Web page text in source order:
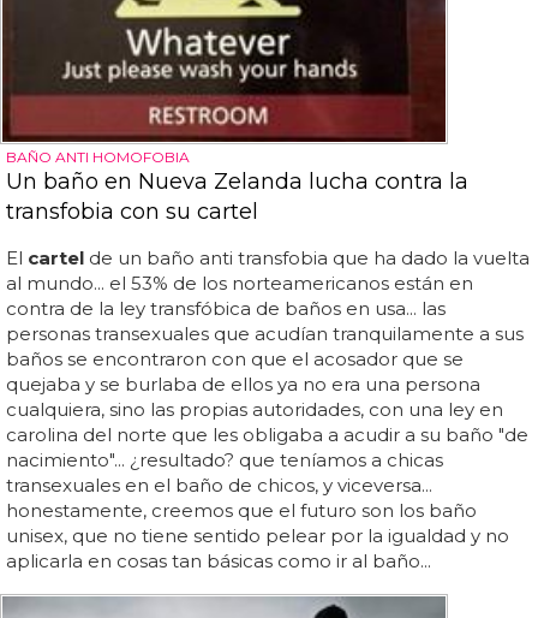
BAÑO ANTI HOMOFOBIA
Un baño en Nueva Zelanda lucha contra la
transfobia con su cartel
El cartel de un baño anti transfobia que ha dado la vuelta
al mundo... el 53% de los norteamericanos están en
contra de la ley transfóbica de baños en usa... las
personas transexuales que acudían tranquilamente a sus
baños se encontraron con que el acosador que se
quejaba y se burlaba de ellos ya no era una persona
cualquiera, sino las propias autoridades, con una ley en
carolina del norte que les obligaba a acudir a su baño "de
nacimiento"... ¿resultado? que teníamos a chicas
transexuales en el baño de chicos, y viceversa...
honestamente, creemos que el futuro son los baño
unisex, que no tiene sentido pelear por la igualdad y no
aplicarla en cosas tan básicas como ir al baño...